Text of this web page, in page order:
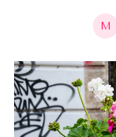
M